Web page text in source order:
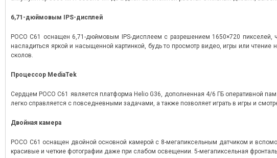
6,71-дюймовым IPS-дисплей
POCO C61 оснащен 6,71-дюймовым IPS-дисплеем с разрешением 1650×720
насладиться яркой и насыщенной картинкой, будь то просмотр видео, игры или
сколов.
Процессор MediaTek
Сердцем POCO C61 является платформа Helio G36, дополненная 4/6 ГБ оперативной
легко справляется с повседневными задачами, а также позволяет играть в игры и
Двойная камера
POCO C61 оснащен двойной основной камерой с 8-мегапиксельным датчиком и
красивые и четкие фотографии даже при слабом освещении. 5-мегапиксельная